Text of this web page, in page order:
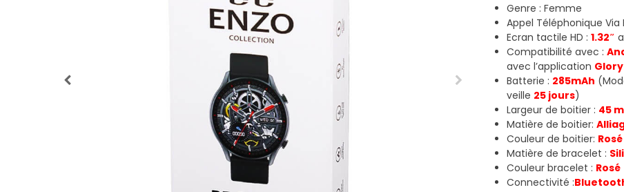
Genre : Femme
Appel Téléphonique Via
Ecran tactile HD :1.32″
Compatibilité avec :
avec l’application
Batterie : 285mAh
veille 25 jours)
Largeur de boitier : 45
Matière de boitier:
Couleur de boitier: Rosé
Matière de bracelet :
Couleur bracelet : Rosé
Connectivité :